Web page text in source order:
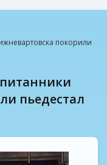
покорили
пьедестал